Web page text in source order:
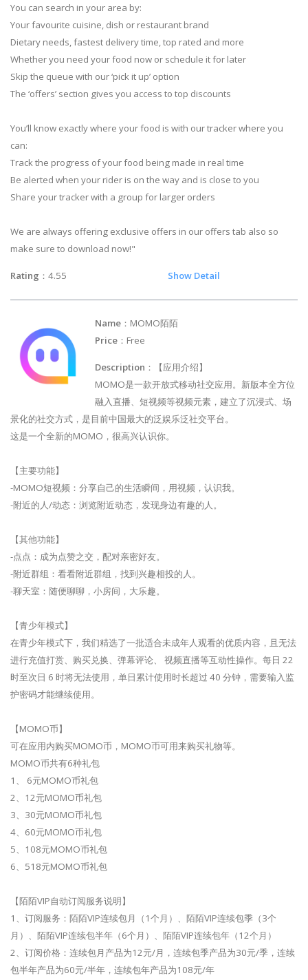
You can search in your area by:
Your favourite cuisine, dish or restaurant brand
Dietary needs, fastest delivery time, top rated and more
Whether you need your food now or schedule it for later
Skip the queue with our ‘pick it up’ option
The ‘offers’ section gives you access to top discounts
You’ll know exactly where your food is with our tracker where you
can:
Track the progress of your food being made in real time
Be alerted when your rider is on the way and is close to you
Share your tracker with a group for larger orders
We are always offering exclusive offers in our offers tab also so
make sure to download now!"
Rating ：4.55 Show Detail
Name ：MOMO陌陌
Price ：Free
Description ：【应用介绍】
MOMO是一款开放式移动社交应用。新版本全方位
融入直播、短视频等视频元素，建立了沉浸式、场
景化的社交方式，是目前中国最大的泛娱乐泛社交平台。
这是一个全新的MOMO，很高兴认识你。
【主要功能】
-MOMO短视频：分享自己的生活瞬间，用视频，认识我。
-附近的人/动态：浏览附近动态，发现身边有趣的人。
【其他功能】
-点点：成为点赞之交，配对亲密好友。
-附近群组：看看附近群组，找到兴趣相投的人。
-聊天室：随便聊聊，小房间，大乐趣。
【青少年模式】
在青少年模式下，我们精选了一批适合未成年人观看的优质内容，且无法
进行充值打赏、购买兑换、弹幕评论、 视频直播等互动性操作。每日 22
时至次日 6 时将无法使用，单日累计使用时长超过 40 分钟，需要输入监
护密码才能继续使用。
【MOMO币】
可在应用内购买MOMO币，MOMO币可用来购买礼物等。
MOMO币共有6种礼包
1、 6元MOMO币礼包
2、12元MOMO币礼包
3、30元MOMO币礼包
4、60元MOMO币礼包
5、108元MOMO币礼包
6、518元MOMO币礼包
【陌陌VIP自动订阅服务说明】
1、订阅服务：陌陌VIP连续包月（1个月）、陌陌VIP连续包季（3个
月）、陌陌VIP连续包半年（6个月）、陌陌VIP连续包年（12个月）
2、订阅价格：连续包月产品为12元/月，连续包季产品为30元/季，连续
包半年产品为60元/半年，连续包年产品为108元/年